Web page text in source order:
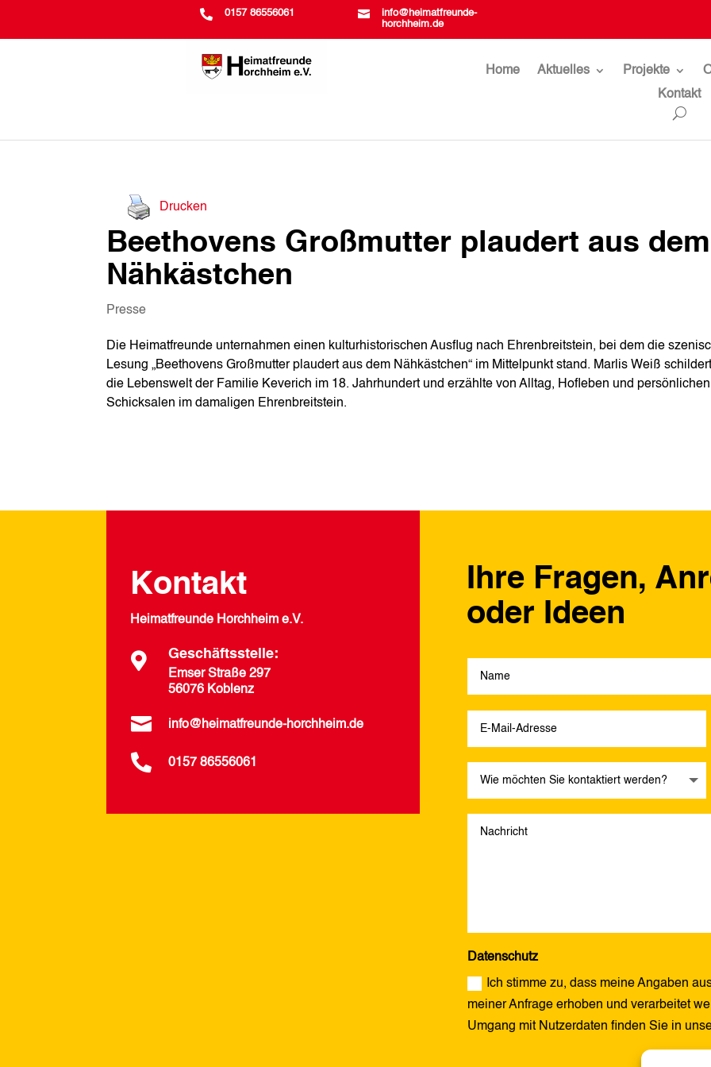
 0157 86556061 
info@heimatfreunde-
horchheim.de
Home Aktuelles Projekte
Kontakt
Drucken
Beethovens Großmutter plaudert aus dem
Nähkästchen
Presse
Die Heimatfreunde unternahmen einen kulturhistorischen Ausflug nach Ehrenbreitstein, bei dem die
Lesung „Beethovens Großmutter plaudert aus dem Nähkästchen“ im Mittelpunkt stand. Marlis Weiß
die Lebenswelt der Familie Keverich im 18. Jahrhundert und erzählte von Alltag, Hofleben und persönlichen
Schicksalen im damaligen Ehrenbreitstein.
Kontakt
Heimatfreunde Horchheim e.V.
 Geschäftsstelle:
Emser Straße 297
56076 Koblenz
 info@heimatfreunde-horchheim.de
 0157 86556061
Ihre Fragen,
oder Ideen
Datenschutz
Ich stimme zu, dass meine Angaben
meiner Anfrage erhoben und verarbeitet
Umgang mit Nutzerdaten finden Sie in